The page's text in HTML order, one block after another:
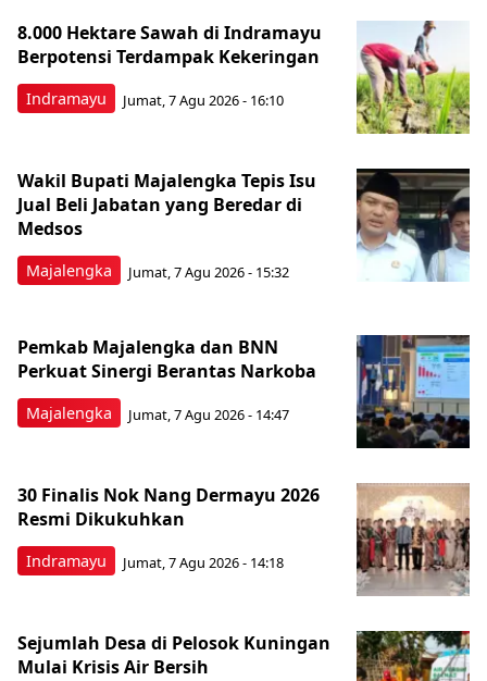
Indramayu
8.000 Hektare Sawah di Indramayu
Berpotensi Terdampak Kekeringan
Jumat, 7 Agu 2026 - 16:10
Majalengka
Wakil Bupati Majalengka Tepis Isu
Jual Beli Jabatan yang Beredar di
Medsos
Jumat, 7 Agu 2026 - 15:32
Majalengka
Pemkab Majalengka dan BNN
Perkuat Sinergi Berantas Narkoba
Jumat, 7 Agu 2026 - 14:47
Indramayu
30 Finalis Nok Nang Dermayu 2026
Resmi Dikukuhkan
Jumat, 7 Agu 2026 - 14:18
Sejumlah Desa di Pelosok Kuningan
Mulai Krisis Air Bersih